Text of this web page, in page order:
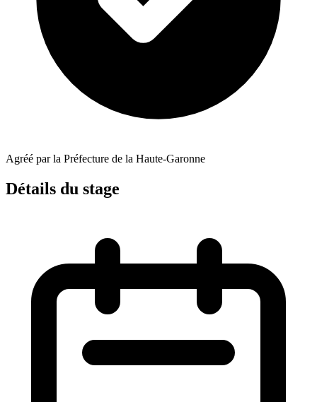
Agréé par la Préfecture de la Haute-Garonne
Détails du stage